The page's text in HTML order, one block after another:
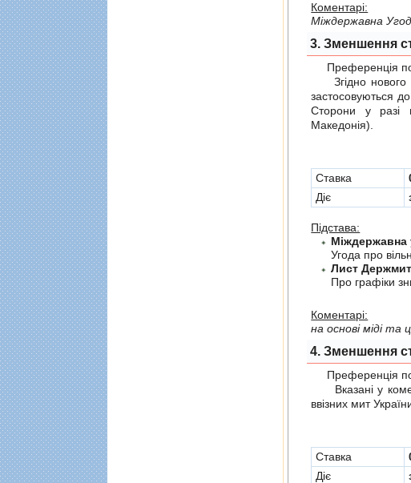
Коментарі:
Мiждержавна
3. Зменшення
Преференція
Згідно нового
застосовуються
Сторони у разі
Македонія).
Cтавка
Діє
Підстава:
Угода про
Лист
Про графiки
Коментарі:
на основі міді та
4. Зменшення
Преференція
Вказані у
ввізних мит
Cтавка
Діє